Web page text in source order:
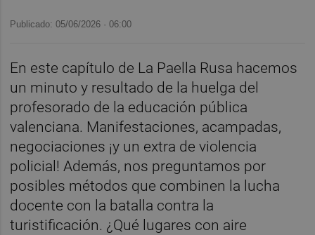
Publicado: 05/06/2026 ·06:00
En este capítulo de La Paella Rusa hacemos
un minuto y resultado de la huelga del
profesorado de la educación pública
valenciana. Manifestaciones, acampadas,
negociaciones ¡y un extra de violencia
policial! Además, nos preguntamos por
posibles métodos que combinen la lucha
docente con la batalla contra la
turistificación. ¿Qué lugares con aire